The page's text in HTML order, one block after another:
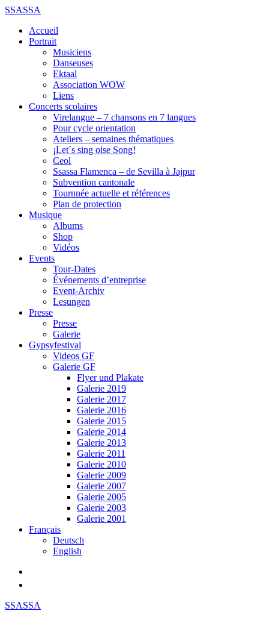
SSASSA
Accueil
Portrait
Musiciens
Danseuses
Ektaal
Association WOW
Liens
Concerts scolaires
Virelangue – 7 chansons en 7 langues
Pour cycle orientation
Ateliers – semaines thématiques
¡Let´s sing oise Song!
Ceol
Ssassa Flamenca – de Sevilla à Jajpur
Subvention cantonale
Tournnée actuelle et références
Plan de protection
Musique
Albums
Shop
Vidéos
Events
Tour-Dates
Événements d’entreprise
Event-Archiv
Lesungen
Presse
Presse
Galerie
Gypsyfestival
Videos GF
Galerie GF
Flyer und Plakate
Galerie 2019
Galerie 2017
Galerie 2016
Galerie 2015
Galerie 2014
Galerie 2013
Galerie 2011
Galerie 2010
Galerie 2009
Galerie 2007
Galerie 2005
Galerie 2003
Galerie 2001
Français
Deutsch
English
SSASSA